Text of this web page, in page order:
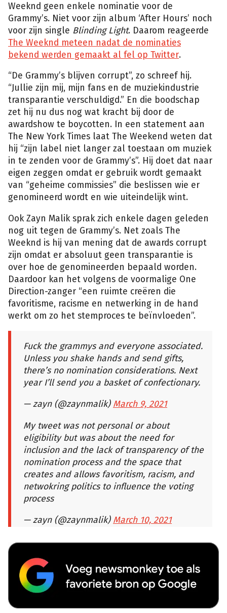
Weeknd geen enkele nominatie voor de
Grammy’s. Niet voor zijn album ‘After Hours’ noch
voor zijn single Blinding Light. Daarom reageerde
The Weeknd meteen nadat de nominaties
bekend werden gemaakt al fel op Twitter.
“De Grammy’s blijven corrupt”, zo schreef hij.
“Jullie zijn mij, mijn fans en de muziekindustrie
transparantie verschuldigd.” En die boodschap
zet hij nu dus nog wat kracht bij door de
awardshow te boycotten. In een statement aan
The New York Times laat The Weekend weten dat
hij “zijn label niet langer zal toestaan om muziek
in te zenden voor de Grammy’s”. Hij doet dat naar
eigen zeggen omdat er gebruik wordt gemaakt
van “geheime commissies” die beslissen wie er
genomineerd wordt en wie uiteindelijk wint.
Ook Zayn Malik sprak zich enkele dagen geleden
nog uit tegen de Grammy’s. Net zoals The
Weeknd is hij van mening dat de awards corrupt
zijn omdat er absoluut geen transparantie is
over hoe de genomineerden bepaald worden.
Daardoor kan het volgens de voormalige One
Direction-zanger “een ruimte creëren die
favoritisme, racisme en netwerking in de hand
werkt om zo het stemproces te beïnvloeden”.
Fuck the grammys and everyone associated.
Unless you shake hands and send gifts,
there’s no nomination considerations. Next
year I’ll send you a basket of confectionary.
— zayn (@zaynmalik) March 9, 2021
My tweet was not personal or about
eligibility but was about the need for
inclusion and the lack of transparency of the
nomination process and the space that
creates and allows favoritism, racism, and
netwokring politics to influence the voting
process
— zayn (@zaynmalik) March 10, 2021